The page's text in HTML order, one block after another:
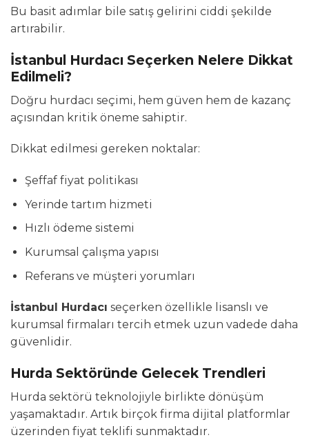
Bu basit adımlar bile satış gelirini ciddi şekilde
artırabilir.
İstanbul Hurdacı Seçerken Nelere Dikkat
Edilmeli?
Doğru hurdacı seçimi, hem güven hem de kazanç
açısından kritik öneme sahiptir.
Dikkat edilmesi gereken noktalar:
Şeffaf fiyat politikası
Yerinde tartım hizmeti
Hızlı ödeme sistemi
Kurumsal çalışma yapısı
Referans ve müşteri yorumları
İstanbul Hurdacı seçerken özellikle lisanslı ve
kurumsal firmaları tercih etmek uzun vadede daha
güvenlidir.
Hurda Sektöründe Gelecek Trendleri
Hurda sektörü teknolojiyle birlikte dönüşüm
yaşamaktadır. Artık birçok firma dijital platformlar
üzerinden fiyat teklifi sunmaktadır.